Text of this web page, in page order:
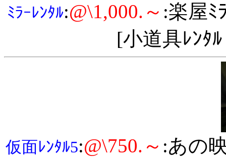
ﾐﾗｰﾚﾝﾀﾙ:@\1,000.～ :楽屋ﾐ
[小道具ﾚﾝﾀ
仮面ﾚﾝﾀﾙ5:@\750.～ :あの